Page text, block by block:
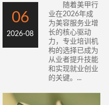
06
2026-08
随着美甲行
业在2026年成
为美容服务业增
长的核心驱动
力，专业培训机
构的选择已成为
从业者提升技能
和实现就业创业
的关键。...